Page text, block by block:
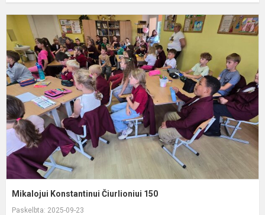
Mikalojui Konstantinui Čiurlioniui 150
Paskelbta: 2025-09-23